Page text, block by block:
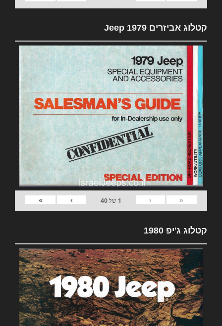
קטלוג אביזרים 1979 Jeep
«
‹
1 של40
›
»
קטלוג ג'יפ 1980